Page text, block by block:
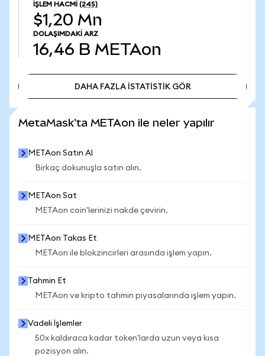
İŞLEM HACMI (24S)
$1,20 Mn
DOLAŞIMDAKI ARZ
16,46 B METAon
DAHA FAZLA İSTATİSTİK GÖR
MetaMask'ta METAon ile neler yapılır
METAon Satın Al
Birkaç dokunuşla satın alın.
METAon Sat
METAon coin'lerinizi nakde çevirin.
METAon Takas Et
METAon ile blokzincirleri arasında işlem yapın.
Tahmin Et
METAon ve kripto tahmin piyasalarında işlem yapın.
Vadeli İşlemler
50x kaldıraca kadar token'larda uzun veya kısa
pozisyon alın.